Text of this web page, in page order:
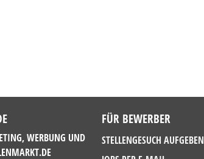
WERBUNG UND
FÜR BEWERBER
STELLENGESUCH AUFGEBEN